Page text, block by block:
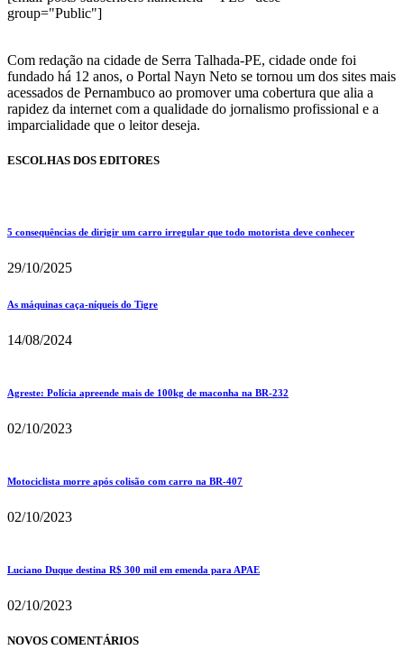
group="Public"]
Com redação na cidade de Serra Talhada-PE, cidade onde foi
fundado há 12 anos, o Portal Nayn Neto se tornou um dos sites mais
acessados de Pernambuco ao promover uma cobertura que alia a
rapidez da internet com a qualidade do jornalismo profissional e a
imparcialidade que o leitor deseja.
ESCOLHAS DOS EDITORES
5 consequências de dirigir um carro irregular que todo motorista deve conhecer
29/10/2025
As máquinas caça-níqueis do Tigre
14/08/2024
Agreste: Polícia apreende mais de 100kg de maconha na BR-232
02/10/2023
Motociclista morre após colisão com carro na BR-407
02/10/2023
Luciano Duque destina R$ 300 mil em emenda para APAE
02/10/2023
NOVOS COMENTÁRIOS